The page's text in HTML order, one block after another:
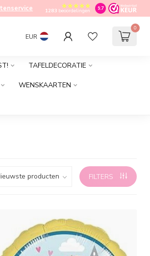
1283beoordelingen 9.7
EUR
0
TAFELDECORATIE
WENSKAARTEN
FILTERS